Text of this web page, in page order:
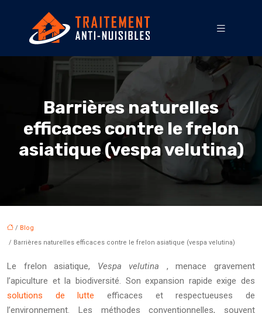
Barrières naturelles
efficaces contre le frelon
asiatique (vespa velutina)
/ Blog
/ Barrières naturelles efficaces contre le frelon asiatique (vespa velutina)
Le frelon asiatique, Vespa velutina , menace gravement
l’apiculture et la biodiversité. Son expansion rapide exige des
solutions de lutte efficaces et respectueuses de
l’environnement. Les méthodes conventionnelles, souvent